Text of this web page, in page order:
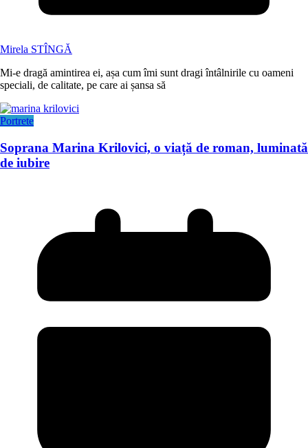
Mirela STÎNGĂ
Mi-e dragă amintirea ei, așa cum îmi sunt dragi întâlnirile cu oameni
speciali, de calitate, pe care ai șansa să
Portrete
Soprana Marina Krilovici, o viață de roman, luminată
de iubire